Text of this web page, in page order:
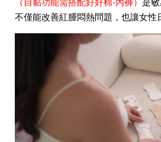
（自黏功能需搭配好好棉-內褲） 是
不僅能改善紅腫悶熱問題，也讓女性